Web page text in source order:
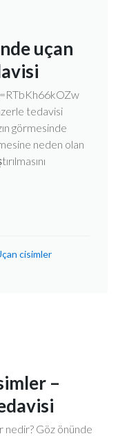
uçan
tedavisi
görmesinde
neden olan
cisimler
–
nedir? Göz önünde